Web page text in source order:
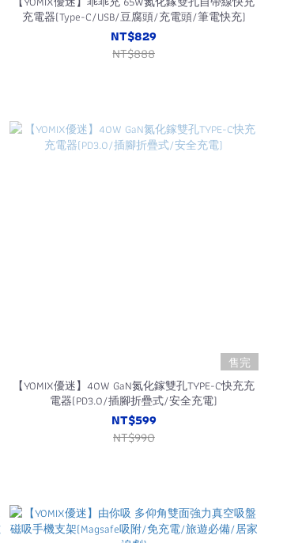
充電器(Type-C/USB/豆腐頭/充電頭/筆電快充)
NT$829
NT$888
售完
【YOMIX優迷】40W GaN氮化鎵雙孔TYPE-C快充充
電器(PD3.0/插腳折疊式/安全充電)
NT$599
NT$990